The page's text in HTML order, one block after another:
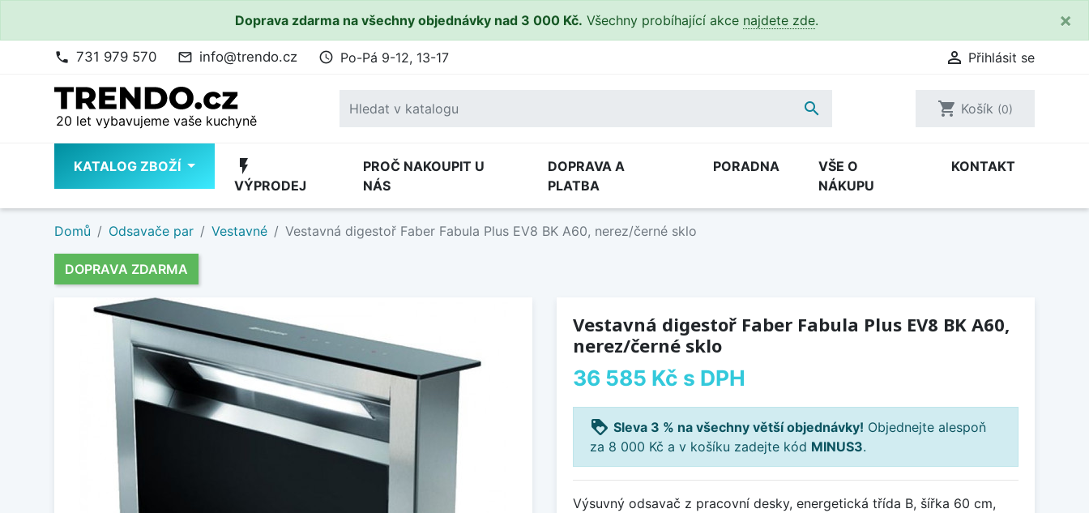
Doprava zdarma na všechny objednávky nad 3 000 Kč. Všechny probíhající akce najdete zde. ×
phone 731 979 570 mail_outline info@trendo.cz access_time Po-Pá 9-12, 13-17  Přihlásit se
20 let vybavujeme vaše kuchyně
 shopping_cart Košík (0)
KATALOG ZBOŽÍ flash_on
VÝPRODEJ
PROČ NAKOUPIT U
NÁS
DOPRAVA A
PLATBA
PORADNA
VŠE O
NÁKUPU
KONTAKT
Domů Odsavače par Vestavné Vestavná digestoř Faber Fabula Plus EV8 BK A60, nerez/černé sklo
DOPRAVA ZDARMA
Vestavná digestoř Faber Fabula Plus EV8 BK A60,
nerez/černé sklo
36 585 Kč s DPH
loyalty Sleva 3 % na všechny větší objednávky! Objednejte alespoň
za 8 000 Kč a v košíku zadejte kód MINUS3.
Výsuvný odsavač z pracovní desky, energetická třída B, šířka 60 cm,